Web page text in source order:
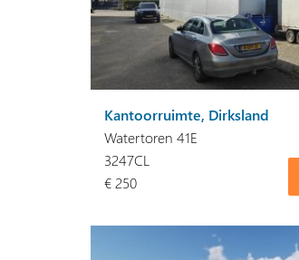
Kantoorruimte, Dirksland
Watertoren 41E
3247CL
€ 250